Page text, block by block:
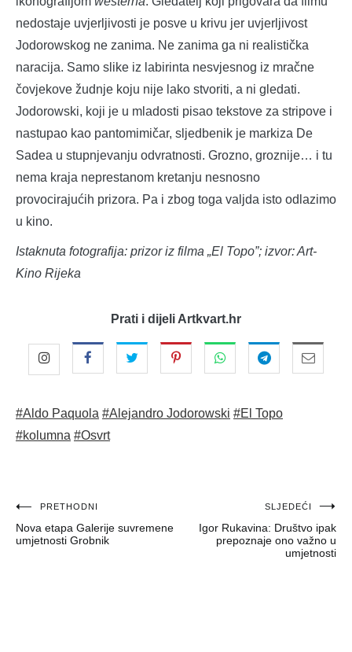
nedostaje uvjerljivosti je posve u krivu jer uvjerljivost
Jodorowskog ne zanima. Ne zanima ga ni realistička
naracija. Samo slike iz labirinta nesvjesnog iz mračne
čovjekove žudnje koju nije lako stvoriti, a ni gledati.
Jodorowski, koji je u mladosti pisao tekstove za stripove i
nastupao kao pantomimičar, sljedbenik je markiza De
Sadea u stupnjevanju odvratnosti. Grozno, groznije… i tu
nema kraja neprestanom kretanju nesnosno
provocirajućih prizora. Pa i zbog toga valjda isto odlazimo
u kino.
Istaknuta fotografija: prizor iz filma „El Topo”; izvor: Art-
Kino Rijeka
Prati i dijeli Artkvart.hr
#Aldo Paquola #Alejandro Jodorowski #El Topo
#kolumna #Osvrt
Navigacija
objava
PRETHODNI
Nova etapa Galerije suvremene
umjetnosti Grobnik
SLJEDEĆI
Igor Rukavina: Društvo ipak
prepoznaje ono važno u
umjetnosti